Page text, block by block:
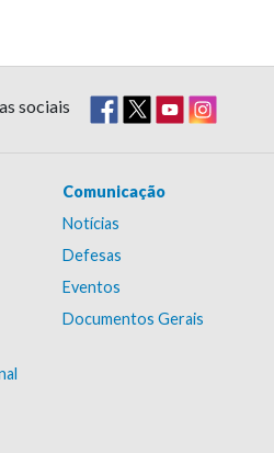
sociais
Comunicação
Notícias
Defesas
Eventos
Documentos Gerais